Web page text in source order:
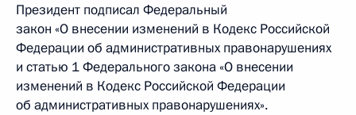
Президент подписал Федеральный
закон «О внесении изменений в Кодекс Российской
Федерации об административных правонарушениях
и статью 1 Федерального закона «О внесении
изменений в Кодекс Российской Федерации
об административных правонарушениях».